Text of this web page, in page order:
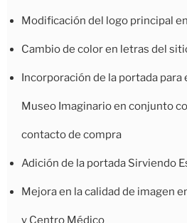
Modificación del logo principal
Cambio de color en letras del
Incorporación de la portada para
Museo Imaginario en conjunto
contacto de compra
Adición de la portada Sirviendo
Mejora en la calidad de imagen
y Centro Médico